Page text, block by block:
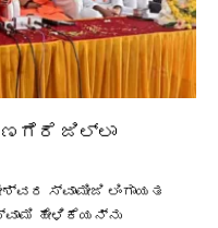
ಜಿಲ್ಲಾ
ಸ್ವಾಮೀಜಿ ಲಿಂಗಾಯತ
ಹೇಳಿಕೆಯನ್ನು